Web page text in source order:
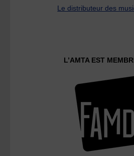
Le distributeur des
L’AMTA EST